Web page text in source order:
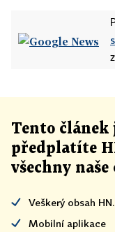
Tento článek
předplatíte
všechny naše
Veškerý obsah
Mobilní aplikace